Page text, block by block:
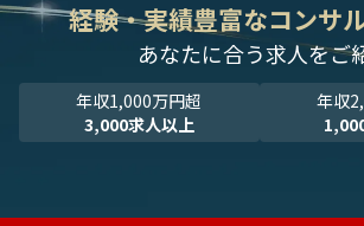
経験・実績豊富なコンサ
あなたに合う求人をご
年収1,000万円超
3,000求人以上
年収